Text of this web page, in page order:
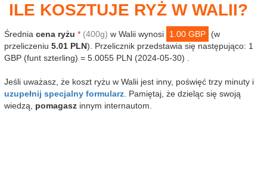
ILE KOSZTUJE RYŻ W WALII?
Średnia cena ryżu * (400g) w Walii wynosi 1.00 GBP
(w
przeliczeniu 5.01 PLN). Przelicznik przedstawia się następująco: 1
GBP (funt szterling) = 5.0055 PLN (2024-05-30) .
Jeśli uważasz, że koszt ryżu w Walii jest inny, poświęć trzy minuty i
uzupełnij specjalny formularz . Pamiętaj, że dzieląc się swoją
wiedzą, pomagasz innym internautom.